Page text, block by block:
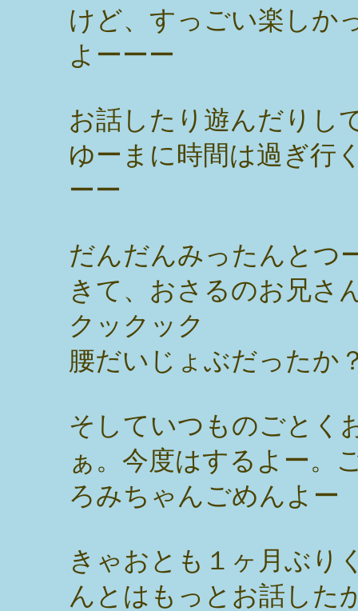
けど、すっごい楽しか
よーーー
お話したり遊んだりし
ゆーまに時間は過ぎ行
ーー
だんだんみったんとつ
きて、おさるのお兄さ
クックック
腰だいじょぶだったか
そしていつものごとく
ぁ。今度はするよー。
ろみちゃんごめんよー
きゃおとも１ヶ月ぶり
んとはもっとお話した